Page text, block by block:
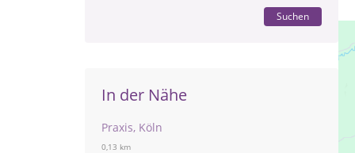
Suchen
In der Nähe
Praxis, Köln
0,13 km